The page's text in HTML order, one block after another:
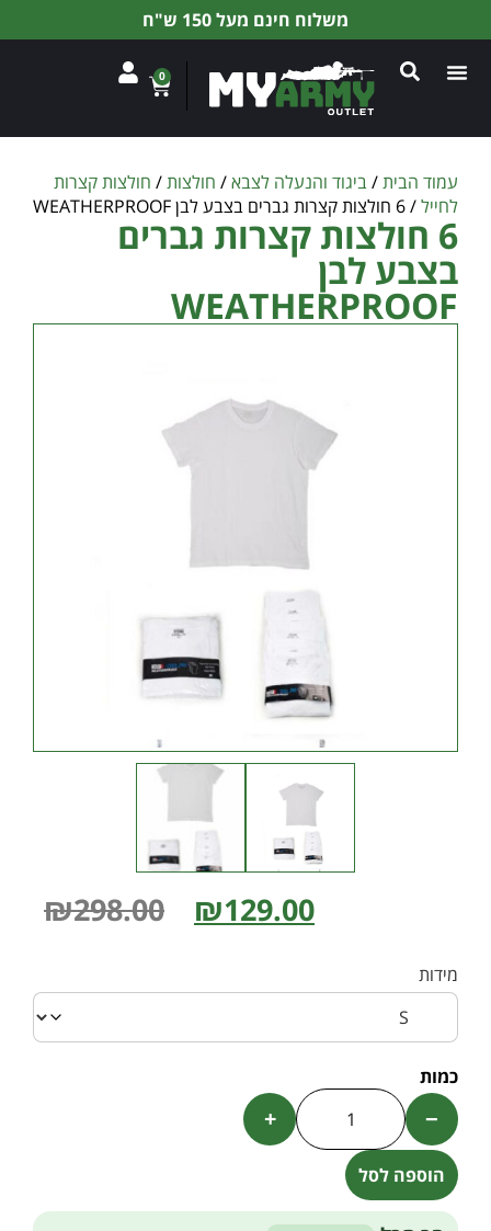
משלוח חינם מעל 150 ש"ח
0
עמוד הבית/ביגוד והנעלה לצבא/ חולצות/ חולצות קצרות
לחייל/ 6 חולצות קצרות גברים בצבע לבן WEATHERPROOF
6 חולצות קצרות גברים
בצבע לבן
WEATHERPROOF
₪298.00 ₪129.00
מידות
−
+
הוספה לסל
Alternative: